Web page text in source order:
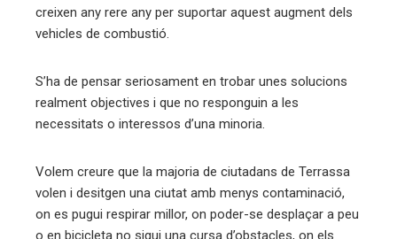
creixen any rere any per suportar aquest augment dels
vehicles de combustió.
S’ha de pensar seriosament en trobar unes solucions
realment objectives i que no responguin a les
necessitats o interessos d’una minoria.
Volem creure que la majoria de ciutadans de Terrassa
volen i desitgen una ciutat amb menys contaminació,
on es pugui respirar millor, on poder-se desplaçar a peu
o en bicicleta no sigui una cursa d’obstacles, on els